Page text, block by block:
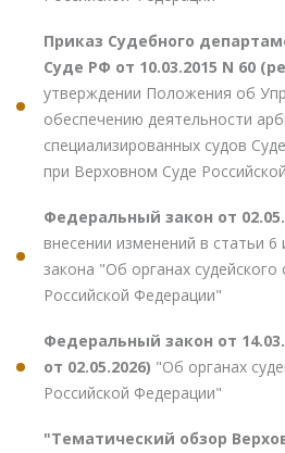
Приказ Судебного
Суде РФ от 10.03.2015 N 60
утверждении Положения об
обеспечению деятельности
специализированных судов
при Верховном Суде
Федеральный закон от
внесении изменений в статьи
закона "Об органах
Российской Федерации"
Федеральный закон от
от 02.05.2026) "Об органах
Российской Федерации"
"Тематический обзор